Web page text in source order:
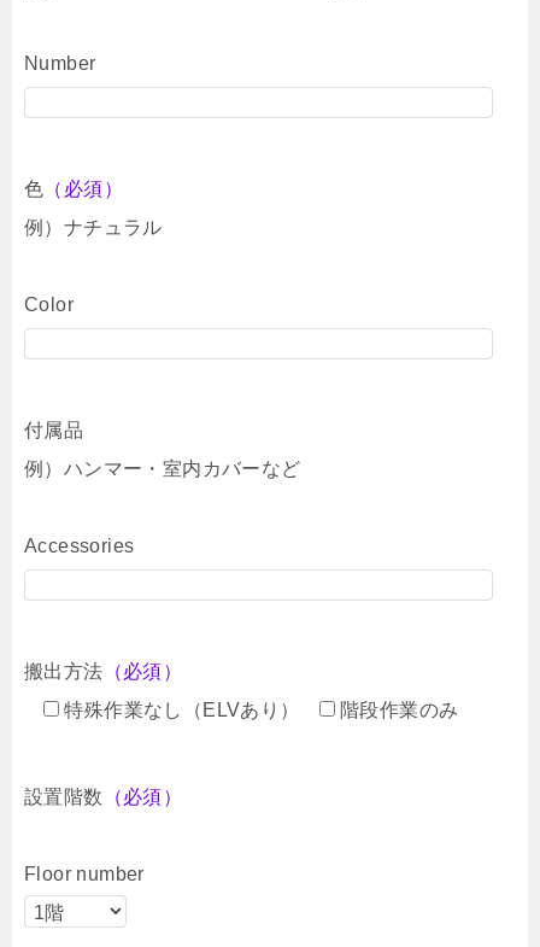
Number
色 （必須）
例）ナチュラル
Color
付属品
例）ハンマー・室内カバーなど
Accessories
搬出方法 （必須）
特殊作業なし（ELVあり）
階段作業のみ
設置階数 （必須）
Floor number